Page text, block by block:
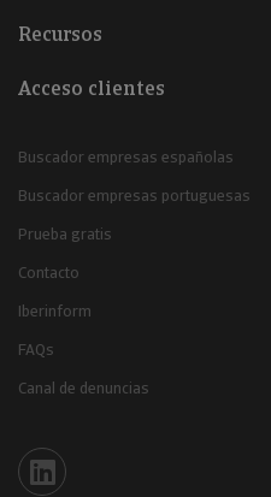
Recursos
Acceso clientes
Buscador empresas españolas
Buscador empresas portuguesas
Prueba gratis
Contacto
Iberinform
FAQs
Canal de denuncias
Iberinform en Linkedin